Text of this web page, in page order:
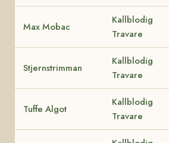
Max Mobac
Kallblodig
Travare
Stjernstrimman
Kallblodig
Travare
Tuffe Algot
Kallblodig
Travare